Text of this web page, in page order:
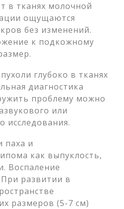
в тканях молочной
ощущаются
без изменений.
к подкожному
глубоко в тканях
диагностика
проблему можно
или
исследования.
паха и
как выпуклость,
Воспаление
развитии в
размеров (5-7 см)